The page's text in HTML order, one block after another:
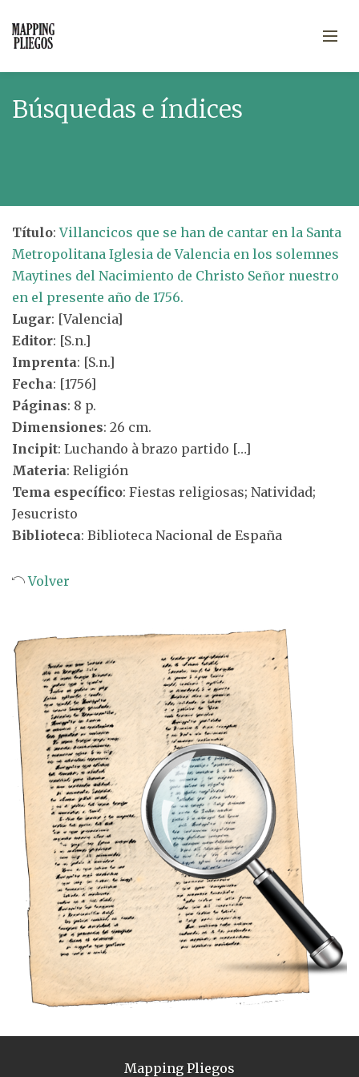
Búsquedas e índices
Título:Villancicos que se han de cantar en la Santa
Metropolitana Iglesia de Valencia en los solemnes
Maytines del Nacimiento de Christo Señor nuestro
en el presente año de 1756.
Lugar: [Valencia]
Editor: [S.n.]
Imprenta: [S.n.]
Fecha: [1756]
Páginas: 8 p.
Dimensiones: 26 cm.
Incipit: Luchando à brazo partido […]
Materia: Religión
Tema específico: Fiestas religiosas; Natividad;
Jesucristo
Biblioteca: Biblioteca Nacional de España
Volver
Mapping Pliegos